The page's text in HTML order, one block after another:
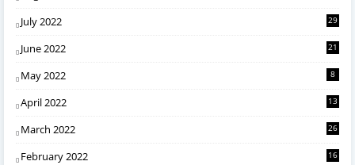
July 2022 29
June 2022 21
May 2022 8
April 2022 13
March 2022 26
February 2022 16